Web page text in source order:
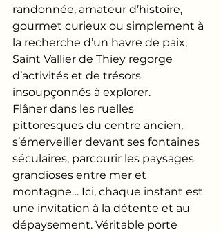
randonnée, amateur d’histoire,
gourmet curieux ou simplement à
la recherche d’un havre de paix,
Saint Vallier de Thiey regorge
d’activités et de trésors
insoupçonnés à explorer.
Flâner dans les ruelles
pittoresques du centre ancien,
s’émerveiller devant ses fontaines
séculaires, parcourir les paysages
grandioses entre mer et
montagne… Ici, chaque instant est
une invitation à la détente et au
dépaysement. Véritable porte